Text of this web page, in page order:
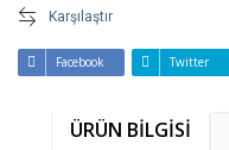
Karşılaştır
Facebook Twitter
ÜRÜN BİLGİSİ